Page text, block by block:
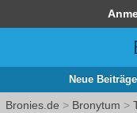
Neue Beiträge
Bronies.de > Bronytum >